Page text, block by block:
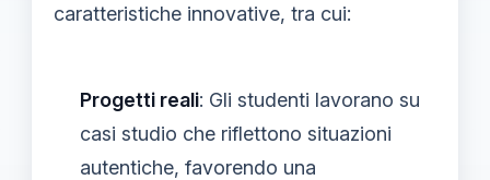
caratteristiche innovative, tra cui:
Progetti reali: Gli studenti lavorano su
casi studio che riflettono situazioni
autentiche, favorendo una